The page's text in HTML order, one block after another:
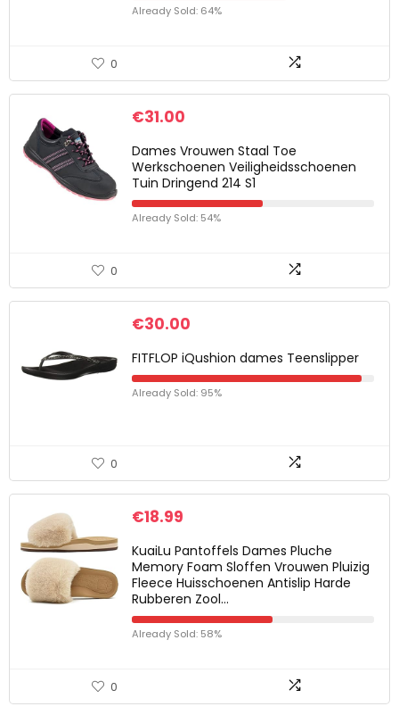
Already Sold: 64%
0
€31.00
Dames Vrouwen Staal Toe
Werkschoenen Veiligheidsschoenen
Tuin Dringend 214 S1
Already Sold: 54%
0
€30.00
FITFLOP iQushion dames Teenslipper
Already Sold: 95%
0
€18.99
KuaiLu Pantoffels Dames Pluche
Memory Foam Sloffen Vrouwen Pluizig
Fleece Huisschoenen Antislip Harde
Rubberen Zool…
Already Sold: 58%
0